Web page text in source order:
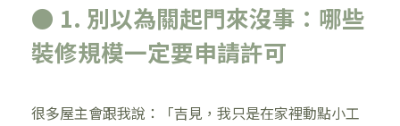
● 1. 別以為關起門來沒事：哪些
裝修規模一定要申請許可
很多屋主會跟我說：「吉見，我只是在家裡動點小工